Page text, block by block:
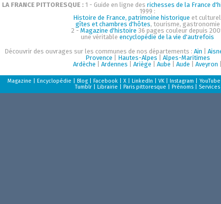
LA FRANCE PITTORESQUE : 1 - Guide en ligne des richesses de la France
1999 :
Histoire de France, patrimoine historique et
gîtes et chambres d'hôtes, tourisme, gastronomie
2 - Magazine d'histoire 36 pages couleur depuis
une véritableencyclopédie de la vie d'autrefois
Découvrir des ouvrages sur les communes de nos départements :Ain |
Provence
Hautes-Alpes
Alpes-Maritimes
Ardèche |Ardennes |Ariège |Aube |Aude |Aveyron
Magazine |Encyclopédie |Blog |Facebook |X |LinkedIn |VK |Instagram |YouTube
Tumblr |Librairie |Paris pittoresque |Prénoms Services